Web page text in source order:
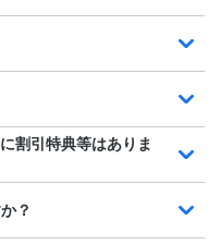
割引特典等はありま
？